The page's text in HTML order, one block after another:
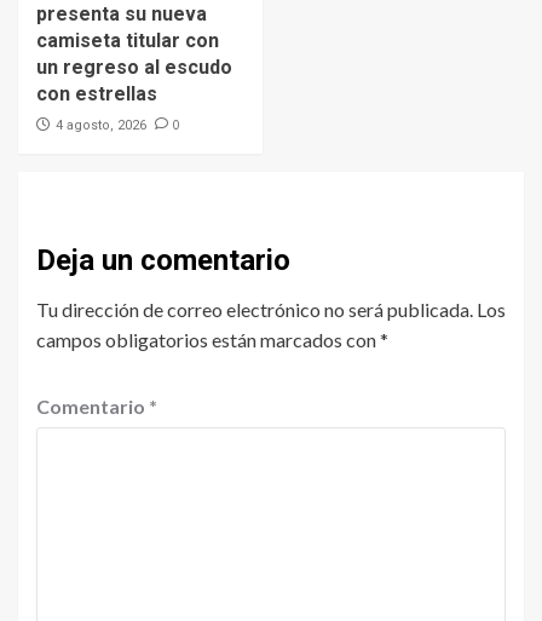
presenta su nueva
camiseta titular con
un regreso al escudo
con estrellas
4 agosto, 2026 0
Deja un comentario
Tu dirección de correo electrónico no será publicada. Los
campos obligatorios están marcados con*
Comentario *